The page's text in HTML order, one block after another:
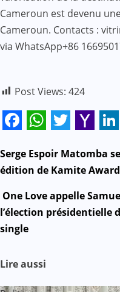
Cameroun est devenu
Cameroun. Contacts :
via WhatsApp+86
Post Views: 424
Mail
N
v
i
g
a
Serge Espoir Matomba
édition de Kamite
One Love appelle
l’élection présidentielle
single
Lire aussi